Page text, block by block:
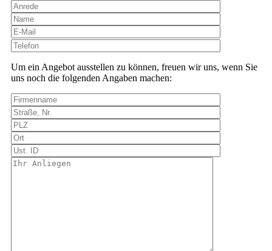
Bitte
lasse
dieses
Feld
Um ein Angebot ausstellen zu können, freuen wir uns, wenn Sie
uns noch die folgenden Angaben machen: